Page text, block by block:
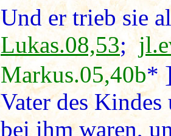
Und er trieb sie
Lukas.08,53;
Markus.05,40b*
Vater des
bei ihm waren,